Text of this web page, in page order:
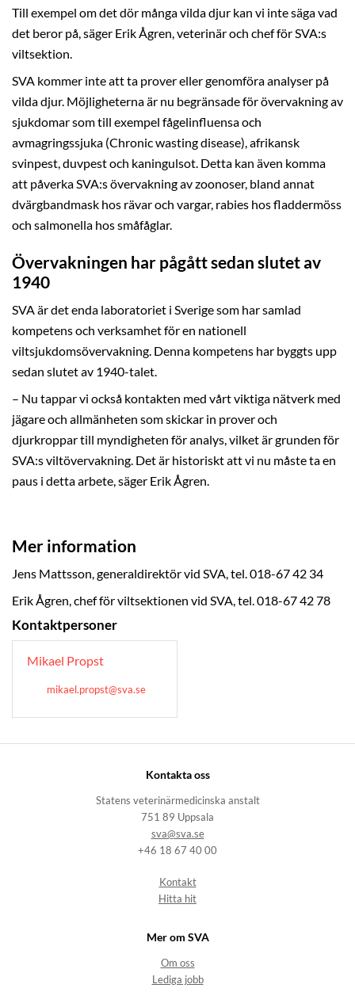
Till exempel om det dör många vilda djur kan vi inte säga vad
det beror på, säger Erik Ågren, veterinär och chef för SVA:s
viltsektion.
SVA kommer inte att ta prover eller genomföra analyser på
vilda djur. Möjligheterna är nu begränsade för övervakning av
sjukdomar som till exempel fågelinfluensa och
avmagringssjuka (Chronic wasting disease), afrikansk
svinpest, duvpest och kaningulsot. Detta kan även komma
att påverka SVA:s övervakning av zoonoser, bland annat
dvärgbandmask hos rävar och vargar, rabies hos fladdermöss
och salmonella hos småfåglar.
Övervakningen har pågått sedan slutet av
1940
SVA är det enda laboratoriet i Sverige som har samlad
kompetens och verksamhet för en nationell
viltsjukdomsövervakning. Denna kompetens har byggts upp
sedan slutet av 1940-talet.
– Nu tappar vi också kontakten med vårt viktiga nätverk med
jägare och allmänheten som skickar in prover och
djurkroppar till myndigheten för analys, vilket är grunden för
SVA:s viltövervakning. Det är historiskt att vi nu måste ta en
paus i detta arbete, säger Erik Ågren.
Mer information
Jens Mattsson, generaldirektör vid SVA, tel. 018-67 42 34
Erik Ågren, chef för viltsektionen vid SVA, tel. 018-67 42 78
Kontaktpersoner
Mikael Propst
mikael.propst@sva.se
Kontakta oss
Statens veterinärmedicinska anstalt
751 89 Uppsala
sva@sva.se
+46 18 67 40 00
Kontakt
Hitta hit
Mer om SVA
Om oss
Lediga jobb